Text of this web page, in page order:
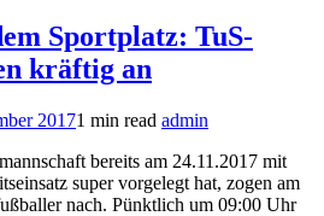
Sportplatz: TuS-
kräftig an
20171 min read admin
bereits am 24.11.2017 mit
super vorgelegt hat, zogen am
nach. Pünktlich um 09:00 Uhr